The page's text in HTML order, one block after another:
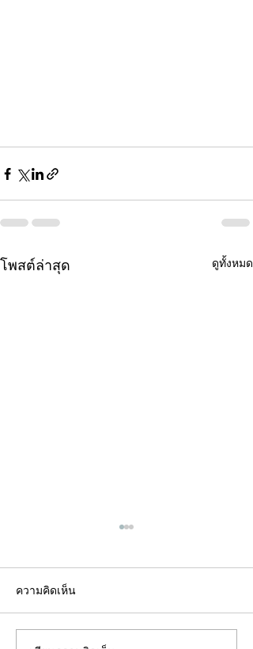
โพสต์ล่าสุด ดูทั้งหมด
ความคิดเห็น